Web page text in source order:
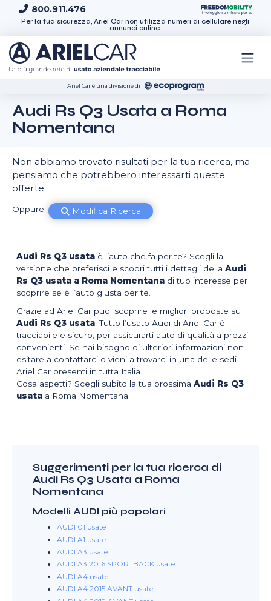
Skip to content
800.911.476
Per la tua sicurezza, Ariel Car non utilizza numeri di cellulare negli
annunci online.
Ariel Car é una divisione di
Audi Rs Q3 Usata a Roma
Nomentana
Non abbiamo trovato risultati per la tua ricerca, ma
pensiamo che potrebbero interessarti queste
offerte.
Oppure Modifica Ricerca
Audi Rs Q3 usata è l’auto che fa per te? Scegli la
versione che preferisci e scopri tutti i dettagli dellaAudi
Rs Q3 usata a Roma Nomentana di tuo interesse per
scoprire se è l’auto giusta per te.
Grazie ad Ariel Car puoi scoprire le migliori proposte su
Audi Rs Q3 usata . Tutto l’usato Audi di Ariel Car è
tracciabile e sicuro, per assicurarti auto di qualità a prezzi
convenienti. Se hai bisogno di ulteriori informazioni non
esitare a contattarci o vieni a trovarci in una delle sedi
Ariel Car presenti in tutta Italia.
Cosa aspetti? Scegli subito la tua prossimaAudi Rs Q3
usata a Roma Nomentana.
Suggerimenti per la tua ricerca di
Audi Rs Q3 Usata a Roma
Nomentana
Modelli AUDI più popolari
AUDI 01 usate
AUDI A1 usate
AUDI A3 usate
AUDI A3 2016 SPORTBACK usate
AUDI A4 usate
AUDI A4 2015 AVANT usate